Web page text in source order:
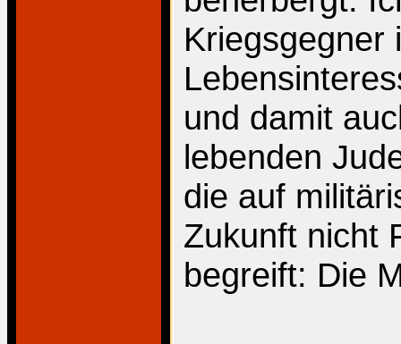
Kriegsgegner
und damit
lebenden
die auf
Zukunft nicht
begreift: Die